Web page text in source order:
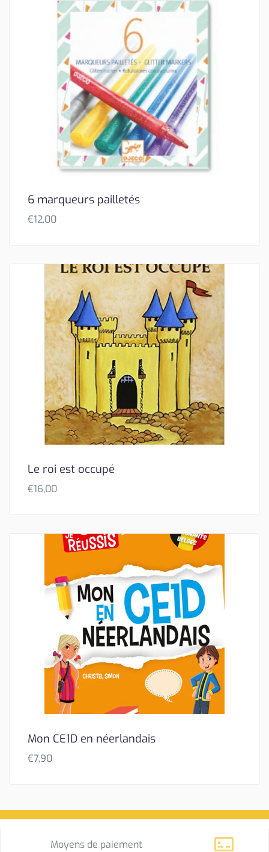
6 marqueurs pailletés
€12,00
Le roi est occupé
€16,00
Mon CE1D en néerlandais
€7,90
Moyens de paiement